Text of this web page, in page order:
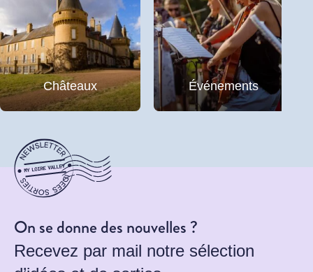
Châteaux Événements
On se donne des nouvelles ?
Recevez par mail notre sélection